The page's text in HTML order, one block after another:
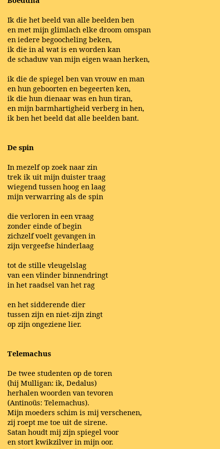
Ik die het beeld van alle beelden ben
en met mijn glimlach elke droom omspan
en iedere begoocheling beken,
ik die in al wat is en worden kan
de schaduw van mijn eigen waan herken,
ik die de spiegel ben van vrouw en man
en hun geboorten en begeerten ken,
ik die hun dienaar was en hun tiran,
en mijn barmhartigheid verberg in hen,
ik ben het beeld dat alle beelden bant.
De spin
In mezelf op zoek naar zin
trek ik uit mijn duister traag
wiegend tussen hoog en laag
mijn verwarring als de spin
die verloren in een vraag
zonder einde of begin
zichzelf voelt gevangen in
zijn vergeefse hinderlaag
tot de stille vleugelslag
van een vlinder binnendringt
in het raadsel van het rag
en het sidderende dier
tussen zijn en niet-zijn zingt
op zijn ongeziene lier.
Telemachus
De twee studenten op de toren
(hij Mulligan: ik, Dedalus)
herhalen woorden van tevoren
(Antinoüs: Telemachus).
Mijn moeders schim is mij verschenen,
zij roept me toe uit de sirene.
Satan houdt mij zijn spiegel voor
en stort kwikzilver in mijn oor.